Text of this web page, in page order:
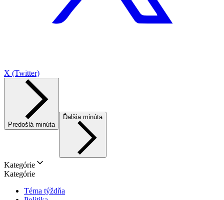
X (Twitter)
Predošlá minúta
Ďalšia minúta
Kategórie
Kategórie
Téma týždňa